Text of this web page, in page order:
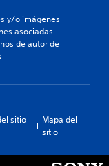
y/o imágenes
asociadas
de autor de
sitio
Mapa del
sitio